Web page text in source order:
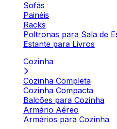
Sofás
Painéis
Racks
Poltronas para Sala de
Estante para Livros
Cozinha
Cozinha Completa
Cozinha Compacta
Balcões para Cozinha
Armário Aéreo
Armários para Cozinha